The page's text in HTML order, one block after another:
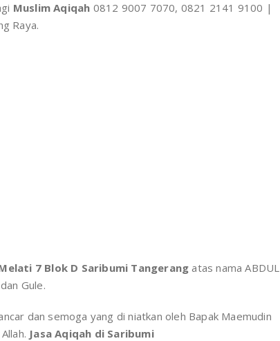
Muslim Aqiqah 0812 9007 7070, 0821 2141 9100 |
Raya.
7 Blok D Saribumi Tangerang atas nama ABDUL
Gule.
dan semoga yang di niatkan oleh Bapak Maemudin
Jasa Aqiqah di Saribumi